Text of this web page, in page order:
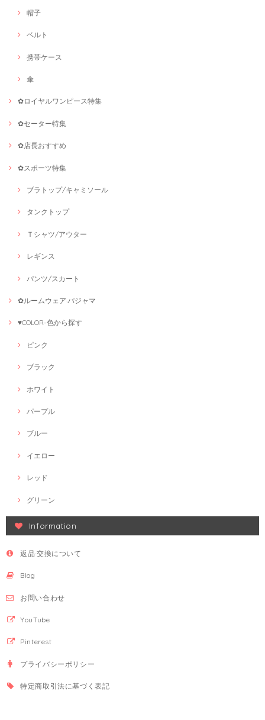
帽子
ベルト
携帯ケース
傘
✿ロイヤルワンピース特集
✿セーター特集
✿店長おすすめ
✿スポーツ特集
ブラトップ/キャミソール
タンクトップ
Ｔシャツ/アウター
レギンス
パンツ/スカート
✿ルームウェア·パジャマ
♥COLOR-色から探す
ピンク
ブラック
ホワイト
パープル
ブルー
イエロー
レッド
グリーン
Information
返品·交換について
Blog
お問い合わせ
YouTube
Pinterest
プライバシーポリシー
特定商取引法に基づく表記